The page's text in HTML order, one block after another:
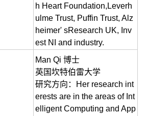
h Heart Foundation,Leverh
ulme Trust, Puffin Trust, Alz
heimer' sResearch UK, Inv
est NI and industry.
Man Qi 博士
英国坎特伯雷大学
研究方向：Her research int
erests are in the areas of Int
elligent Computing and App